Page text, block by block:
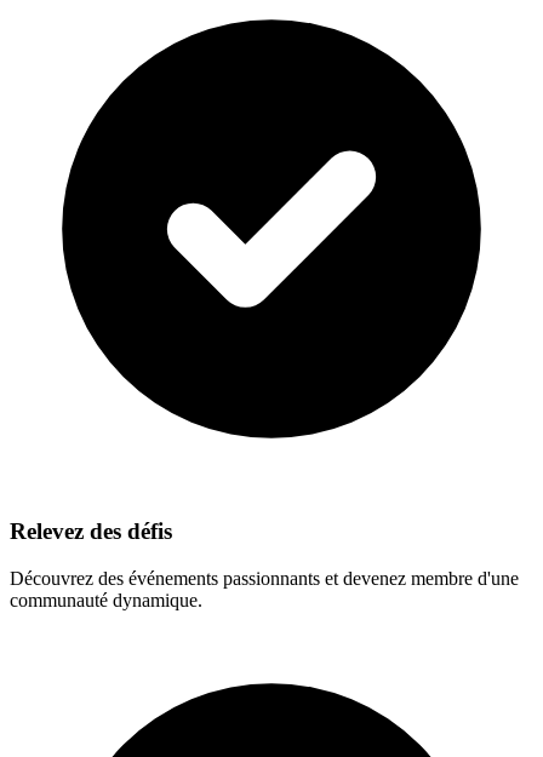
Relevez des défis
Découvrez des événements passionnants et devenez membre d'une
communauté dynamique.